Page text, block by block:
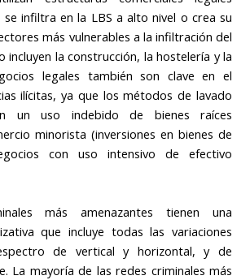
se infiltra en la LBS a alto nivel o crea su
más vulnerables a la infiltración del
incluyen la construcción, la hostelería y la
legales también son clave en el
ilícitas, ya que los métodos de lavado
un uso indebido de bienes raíces
minorista (inversiones en bienes de
con uso intensivo de efectivo
más amenazantes tienen una
que incluye todas las variaciones
de vertical y horizontal, y de
La mayoría de las redes criminales más